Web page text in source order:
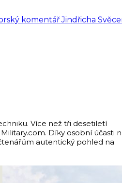
komentář Jindřicha
Více než tři desetiletí
Díky osobní účasti
autentický pohled na